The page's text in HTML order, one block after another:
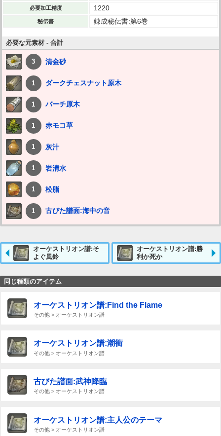
必要加工精度 1220
秘伝書 錬成秘伝書:第6巻
必要な元素材 - 合計
3 清金砂
1 ダークチェスナット原木
1 バーチ原木
1 赤モコ草
1 灰汁
1 岩清水
1 松脂
1 古びた譜面:海中の音
オーケストリオン譜:そ
よぐ風鈴
オーケストリオン譜:勝
利か死か
同じ種類のアイテム
オーケストリオン譜:Find the Flame
その他 > オーケストリオン譜
オーケストリオン譜:潮衝
その他 > オーケストリオン譜
古びた譜面:武神降臨
その他 > オーケストリオン譜
オーケストリオン譜:主人公のテーマ
その他 > オーケストリオン譜